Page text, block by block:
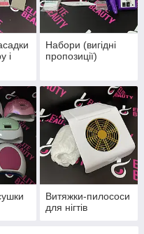
і
Набори (вигідні
пропозиції)
Витяжки-пилососи
для нігтів